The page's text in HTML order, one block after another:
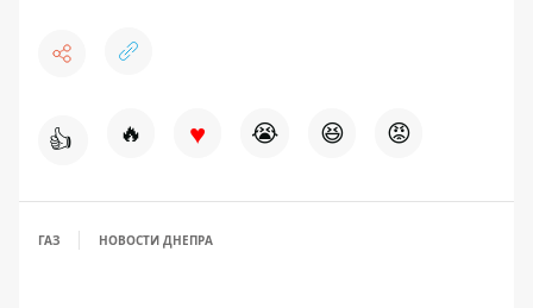
👍 🔥 ♥ 😭 😆 😡
ГАЗ НОВОСТИ ДНЕПРА